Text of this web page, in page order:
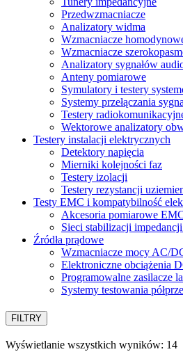
Przedwzmacniacze
Analizatory widma
Wzmacniacze
Wzmacniacze
Analizatory sygnałów
Anteny pomiarowe
Symulatory i testery
Systemy przełączania
Testery
Wektorowe analizatory
Testery instalacji elektrycznych
Detektory napięcia
Mierniki kolejności faz
Testery izolacji
Testery rezystancji
Testy EMC i kompatybilność
Akcesoria pomiarowe
Sieci stabilizacji
Źródła prądowe
Wzmacniacze mocy AC/
Elektroniczne obciążenia
Programowalne zasilacze
Systemy testowania
FILTRY
Wyświetlanie wszystkich wyników: 14